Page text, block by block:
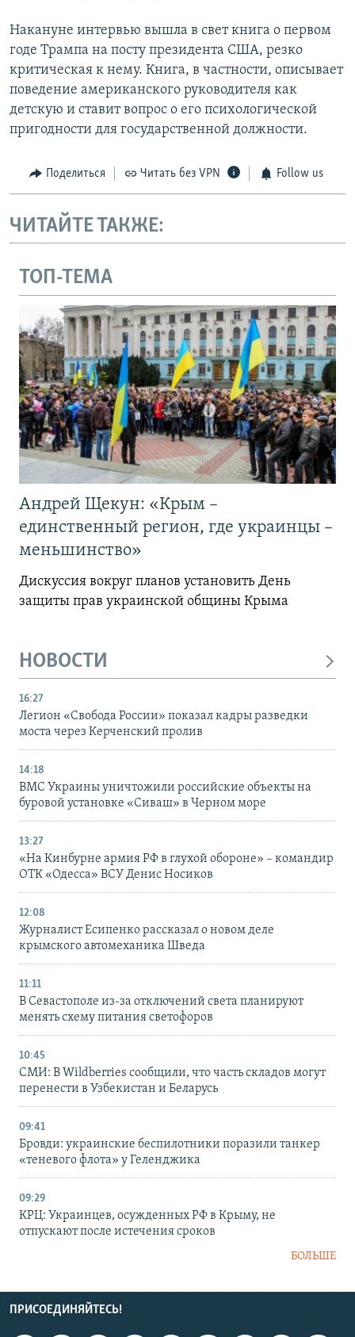
Накануне интервью вышла в свет книга о первом
годе Трампа на посту президента США, резко
критическая к нему. Книга, в частности, описывает
поведение американского руководителя как
детскую и ставит вопрос о его психологической
пригодности для государственной должности.
Поделиться Читать без VPN Follow us
ЧИТАЙТЕ ТАКЖЕ:
ТОП-ТЕМА
Андрей Щекун: «Крым –
единственный регион, где украинцы –
меньшинство»
Дискуссия вокруг планов установить День
защиты прав украинской общины Крыма
НОВОСТИ
16:27
Легион «Свобода России» показал кадры разведки
моста через Керченский пролив
14:18
ВМС Украины уничтожили российские объекты на
буровой установке «Сиваш» в Черном море
13:27
«На Кинбурне армия РФ в глухой обороне» – командир
ОТК «Одесса» ВСУ Денис Носиков
12:08
Журналист Есипенко рассказал о новом деле
крымского автомеханика Шведа
11:11
В Севастополе из-за отключений света планируют
менять схему питания светофоров
10:45
СМИ: В Wildberries сообщили, что часть складов могут
перенести в Узбекистан и Беларусь
09:41
Бровди: украинские беспилотники поразили танкер
«теневого флота» у Геленджика
09:29
КРЦ: Украинцев, осужденных РФ в Крыму, не
отпускают после истечения сроков
БОЛЬШЕ
ПРИСОЕДИНЯЙТЕСЬ!